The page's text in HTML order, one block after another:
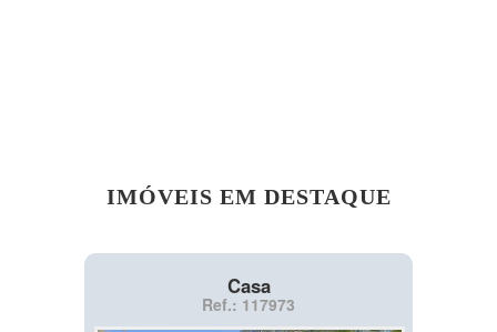
IMÓVEIS EM DESTAQUE
Casa
Ref.: 117973